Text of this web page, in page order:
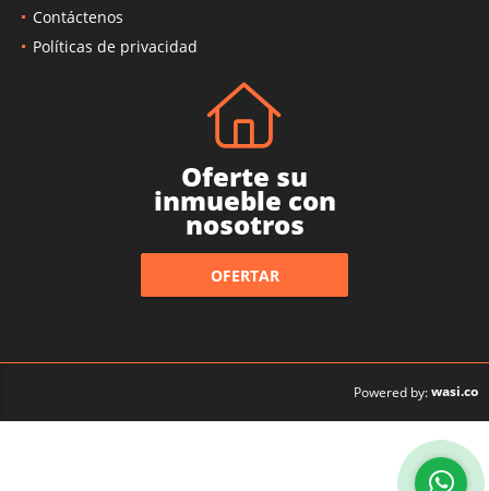
Contáctenos
Políticas de privacidad
Oferte su
inmueble con
nosotros
OFERTAR
Powered by:wasi.co